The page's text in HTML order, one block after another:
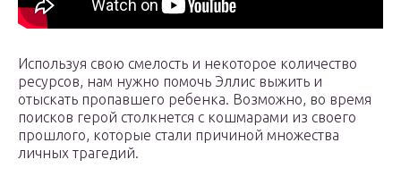
Используя свою смелость и некоторое количество
ресурсов, нам нужно помочь Эллис выжить и
отыскать пропавшего ребенка. Возможно, во время
поисков герой столкнется с кошмарами из своего
прошлого, которые стали причиной множества
личных трагедий.